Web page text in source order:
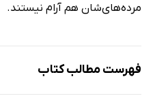
مرده‌های‌شان هم آرام نیستند.
فهرست مطالب کتاب